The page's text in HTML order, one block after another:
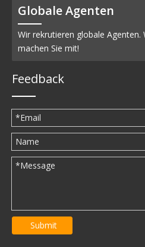
Globale Agenten
Wir rekrutieren globale Agenten.
machen Sie mit!
Feedback
Submit